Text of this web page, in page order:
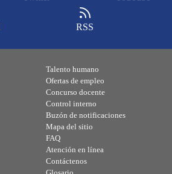
RSS
Talento humano
Ofertas de empleo
Concurso docente
Control interno
Buzón de notificaciones
Mapa del sitio
FAQ
Atención en línea
Contáctenos